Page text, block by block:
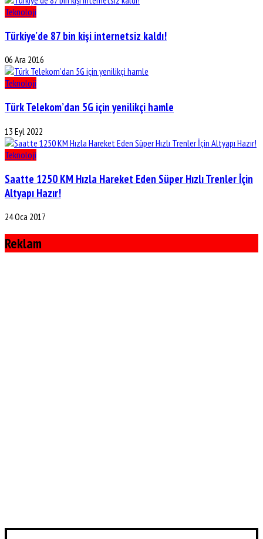
Teknoloji
Türkiye’de 87 bin kişi internetsiz kaldı!
06 Ara 2016
Teknoloji
Türk Telekom’dan 5G için yenilikçi hamle
13 Eyl 2022
Teknoloji
Saatte 1250 KM Hızla Hareket Eden Süper Hızlı Trenler İçin
Altyapı Hazır!
24 Oca 2017
Reklam